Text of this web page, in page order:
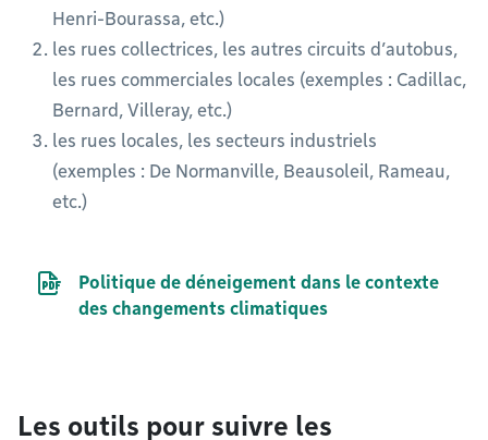
Henri-Bourassa, etc.)
les rues collectrices, les autres circuits d’autobus,
les rues commerciales locales (exemples : Cadillac,
Bernard, Villeray, etc.)
les rues locales, les secteurs industriels
(exemples : De Normanville, Beausoleil, Rameau,
etc.)
Document PDF
Politique de déneigement dans le contexte
des changements climatiques
Les outils pour suivre les